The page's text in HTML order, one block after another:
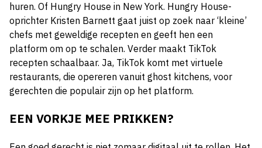
huren. Of Hungry House in New York. Hungry House-
oprichter Kristen Barnett gaat juist op zoek naar ‘kleine’
chefs met geweldige recepten en geeft hen een
platform om op te schalen. Verder maakt TikTok
recepten schaalbaar. Ja, TikTok komt met virtuele
restaurants, die opereren vanuit ghost kitchens, voor
gerechten die populair zijn op het platform.
EEN VORKJE MEE PRIKKEN?